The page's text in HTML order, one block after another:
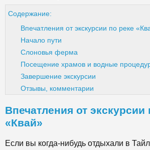
Содержание:
Впечатления от экскурсии по реке
Начало пути
Слоновья ферма
Посещение храмов и водные
Завершение экскурсии
Отзывы, комментарии
Впечатления от экскурсии
«Квай»
Если вы когда-нибудь отдыхали в